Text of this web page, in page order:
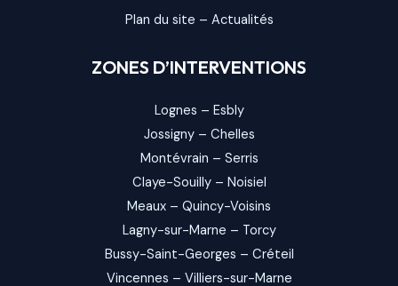
Plan du site – Actualités
ZONES D’INTERVENTIONS
Lognes – Esbly
Jossigny– Chelles
Montévrain – Serris
Claye-Souilly– Noisiel
Meaux – Quincy-Voisins
Lagny-sur-Marne – Torcy
Bussy-Saint-Georges – Créteil
Vincennes – Villiers-sur-Marne